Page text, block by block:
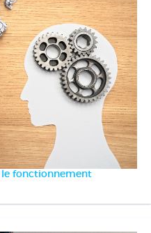
le fonctionnement